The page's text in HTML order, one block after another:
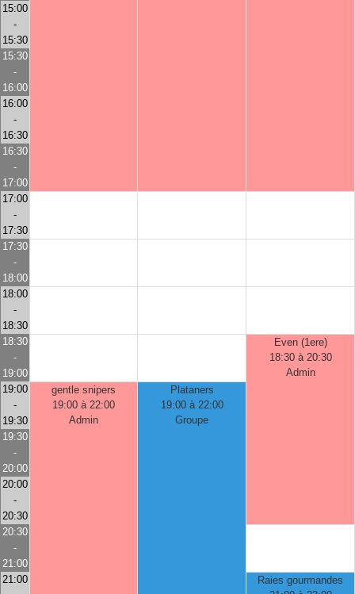
15:00
-
15:30
15:30
-
16:00
16:00
-
16:30
16:30
-
17:00
17:00
-
17:30
17:30
-
18:00
18:00
-
18:30
18:30
-
19:00
Even (1ere)
18:30 à 20:30
Admin
19:00
-
19:30
gentle snipers
19:00 à 22:00
Admin
Plataners
19:00 à 22:00
Groupe
19:30
-
20:00
20:00
-
20:30
20:30
-
21:00
21:00
Raies gourmandes